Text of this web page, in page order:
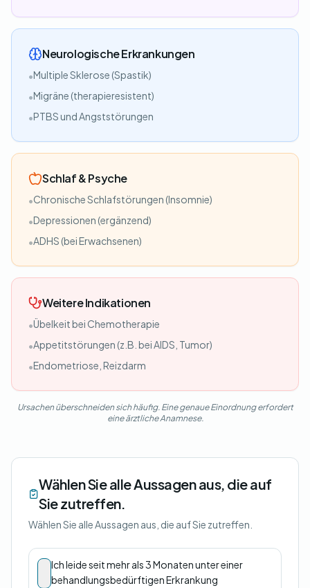
Neurologische Erkrankungen
•Multiple Sklerose (Spastik)
•Migräne (therapieresistent)
•PTBS und Angststörungen
Schlaf & Psyche
•Chronische Schlafstörungen (Insomnie)
•Depressionen (ergänzend)
•ADHS (bei Erwachsenen)
Weitere Indikationen
•Übelkeit bei Chemotherapie
•Appetitstörungen (z.B. bei AIDS, Tumor)
•Endometriose, Reizdarm
Ursachen überschneiden sich häufig. Eine genaue Einordnung erfordert
eine ärztliche Anamnese.
Wählen Sie alle Aussagen aus, die auf
Sie zutreffen.
Wählen Sie alle Aussagen aus, die auf Sie zutreffen.
Ich leide seit mehr als 3 Monaten unter einer
behandlungsbedürftigen Erkrankung